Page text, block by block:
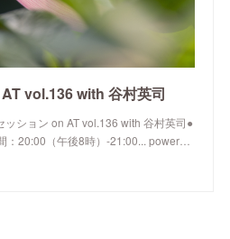
vol.136 with 谷村英司
ション on AT vol.136 with 谷村英司●
20:00（午後8時）-21:00... power…